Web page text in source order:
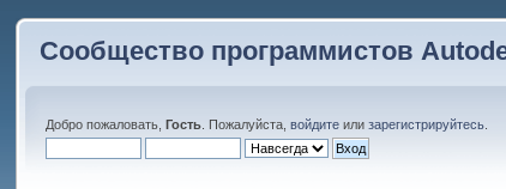
Сообщество программистов
Добро пожаловать,Гость . Пожалуйста,войдите илизарегистрируйтесь